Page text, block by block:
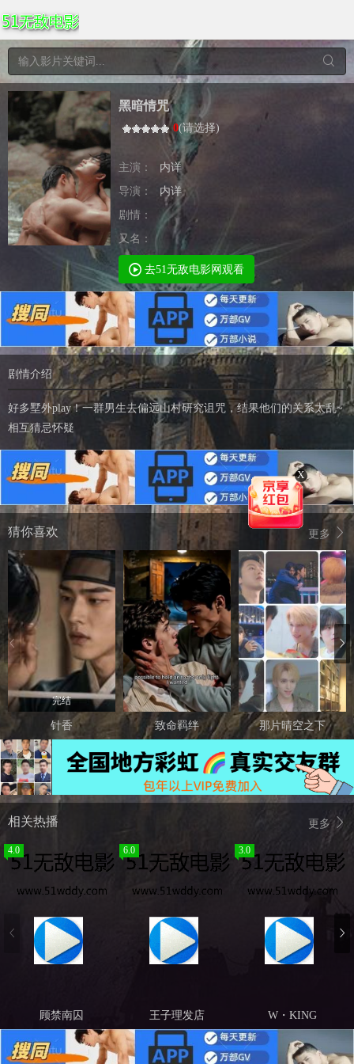
黑暗情咒
0(请选择)
主演：
内详
导演：
内详
剧情：
又名：
去51无敌电影网观看
剧情介绍
好多墅外play！一群男生去偏远山村研究诅咒，结果他们的关系太乱~
相互猜忌怀疑
更多
猜你喜欢
完结
针香 致命羁绊 那片晴空之下
更多
相关热播
4.0
顾禁南囚
6.0
王子理发店
3.0
W・KING
X